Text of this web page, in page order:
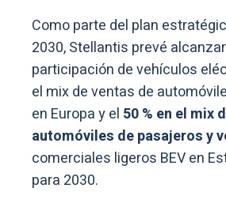
Como parte del plan
2030, Stellantis prevé
participación de vehículos
el mix de ventas de
en Europa y el 50 % en el mix
automóviles de pasajeros y
comerciales ligeros BEV en
para 2030.